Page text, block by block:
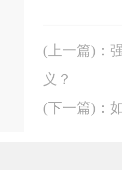
(上一篇) ：
义？
(下一篇) ：